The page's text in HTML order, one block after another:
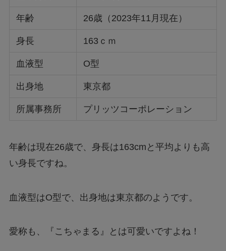
年齢 26歳（2023年11月現在）
身長 163ｃｍ
血液型 O型
出身地 東京都
所属事務所 プリッツコーポレーション
年齢は現在26歳で、身長は163cmと平均よりも高
い身長ですね。
血液型はO型で、出身地は東京都のようです。
愛称も、『こちゃまる』とは可愛いですよね！